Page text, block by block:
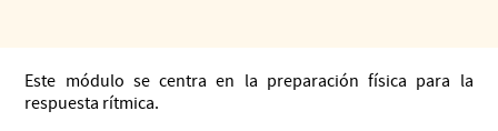
Este módulo se centra en la preparación física para la
respuesta rítmica.